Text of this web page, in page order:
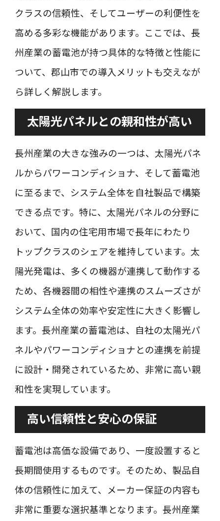
クラスの信頼性、そしてユーザーの利便性を
高める多彩な機能があります。ここでは、長
州産業の蓄電池が持つ具体的な特徴と性能に
ついて、郡山市での導入メリットも交えなが
ら詳しく解説します。
太陽光パネルとの親和性が高い
長州産業の大きな強みの一つは、太陽光パネ
ルからパワーコンディショナ、そして蓄電池
に至るまで、システム全体を自社製品で構築
できる点です。特に、太陽光パネルの分野に
おいて、国内の住宅用市場で長年にわたり
トップクラスのシェアを維持しています。太
陽光発電は、多くの機器が連携して動作する
ため、各機器間の相性や連携のスムーズさが
システム全体の効率や安定性に大きく影響し
ます。長州産業の蓄電池は、自社の太陽光パ
ネルやパワーコンディショナとの連携を前提
に設計・開発されているため、非常に高い親
和性を実現しています。
高い信頼性と安心の保証
蓄電池は高価な設備であり、一度設置すると
長期間使用するものです。そのため、製品自
体の信頼性に加えて、メーカー保証の内容も
非常に重要な選択基準となります。長州産業